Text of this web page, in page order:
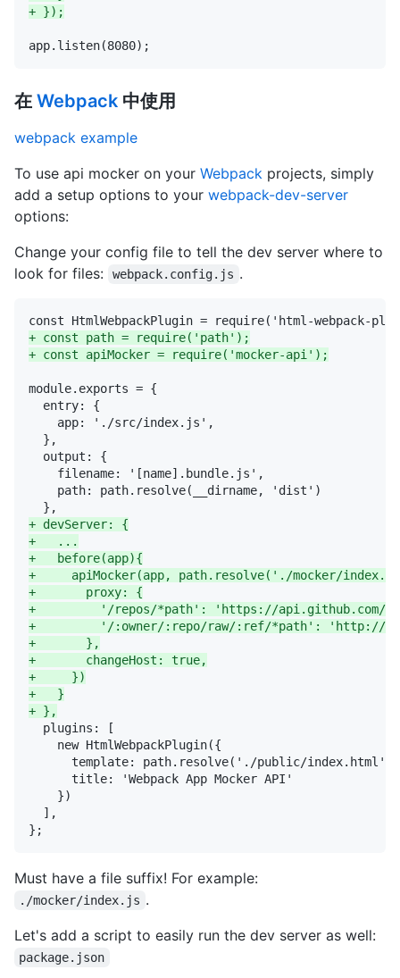
+
在 Webpack 中使用
webpack example
To use api mocker on your Webpack projects, simply
add a setup options to your webpack-dev-server
options:
Change your config file to tell the dev server where to
look for files:
webpack.config.js .
+
+
+
+
+
+
+
+
+
+
+
+
+
+
Must have a file suffix! For example:
./mocker/index.js .
Let's add a script to easily run the dev server as well:
package.json